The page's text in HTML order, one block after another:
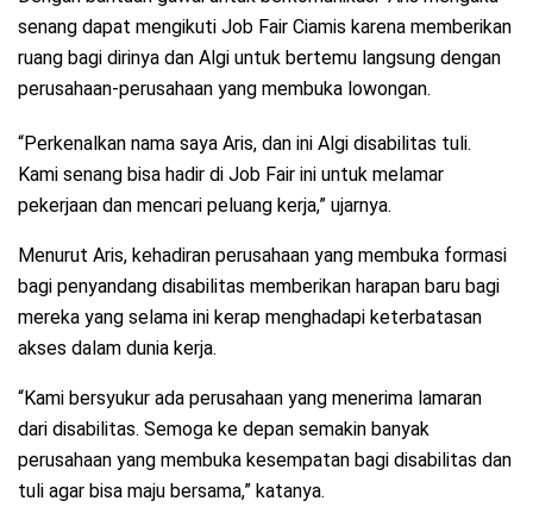
senang dapat mengikuti Job Fair Ciamis karena memberikan
ruang bagi dirinya dan Algi untuk bertemu langsung dengan
perusahaan-perusahaan yang membuka lowongan.
“Perkenalkan nama saya Aris, dan ini Algi disabilitas tuli.
Kami senang bisa hadir di Job Fair ini untuk melamar
pekerjaan dan mencari peluang kerja,” ujarnya.
Menurut Aris, kehadiran perusahaan yang membuka formasi
bagi penyandang disabilitas memberikan harapan baru bagi
mereka yang selama ini kerap menghadapi keterbatasan
akses dalam dunia kerja.
“Kami bersyukur ada perusahaan yang menerima lamaran
dari disabilitas. Semoga ke depan semakin banyak
perusahaan yang membuka kesempatan bagi disabilitas dan
tuli agar bisa maju bersama,” katanya.